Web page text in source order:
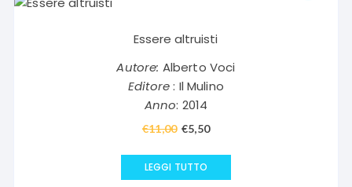
Essere altruisti
Autore: Alberto Voci
Editore: Il Mulino
Anno: 2014
€11,00 Il
originale
€5,50Il
LEGGI TUTTO